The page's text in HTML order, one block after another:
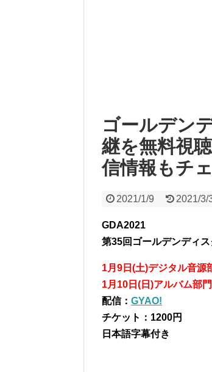
ゴールデン
継を無料視
信情報もチ
2021/1/9 2021/3/
GDA2021
第35回ゴールデンディ
1月9日(土)デジタル音源
1月10日(日)アルバム部門
配信： GYAO!
チケット：1200円
日本語字幕付き